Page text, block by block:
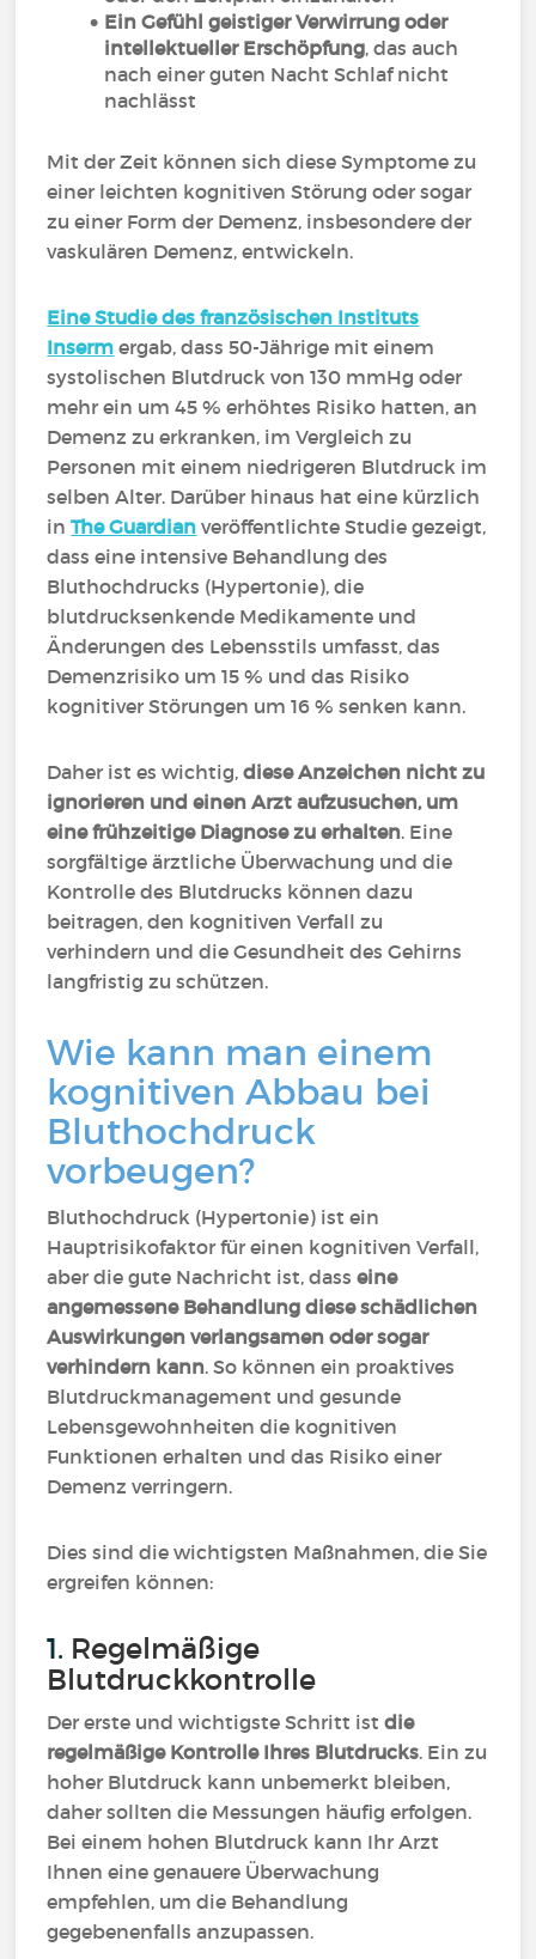
Ein Gefühl geistiger Verwirrung oder
intellektueller Erschöpfung, das auch
nach einer guten Nacht Schlaf nicht
nachlässt
Mit der Zeit können sich diese Symptome zu
einer leichten kognitiven Störung oder sogar
zu einer Form der Demenz, insbesondere der
vaskulären Demenz, entwickeln.
Eine Studie des französischen Instituts
Inserm ergab, dass 50-Jährige mit einem
systolischen Blutdruck von 130 mmHg oder
mehr ein um 45 % erhöhtes Risiko hatten, an
Demenz zu erkranken, im Vergleich zu
Personen mit einem niedrigeren Blutdruck im
selben Alter. Darüber hinaus hat eine kürzlich
inThe Guardian veröffentlichte Studie gezeigt,
dass eine intensive Behandlung des
Bluthochdrucks (Hypertonie), die
blutdrucksenkende Medikamente und
Änderungen des Lebensstils umfasst, das
Demenzrisiko um 15 % und das Risiko
kognitiver Störungen um 16 % senken kann.
Daher ist es wichtig,diese Anzeichen nicht zu
ignorieren und einen Arzt aufzusuchen, um
eine frühzeitige Diagnose zu erhalten. Eine
sorgfältige ärztliche Überwachung und die
Kontrolle des Blutdrucks können dazu
beitragen, den kognitiven Verfall zu
verhindern und die Gesundheit des Gehirns
langfristig zu schützen.
Wie kann man einem
kognitiven Abbau bei
Bluthochdruck
vorbeugen?
Bluthochdruck (Hypertonie) ist ein
Hauptrisikofaktor für einen kognitiven Verfall,
aber die gute Nachricht ist, dasseine
angemessene Behandlung diese schädlichen
Auswirkungen verlangsamen oder sogar
verhindern kann. So können ein proaktives
Blutdruckmanagement und gesunde
Lebensgewohnheiten die kognitiven
Funktionen erhalten und das Risiko einer
Demenz verringern.
Dies sind die wichtigsten Maßnahmen, die Sie
ergreifen können:
1. Regelmäßige
Blutdruckkontrolle
Der erste und wichtigste Schritt istdie
regelmäßige Kontrolle Ihres Blutdrucks. Ein zu
hoher Blutdruck kann unbemerkt bleiben,
daher sollten die Messungen häufig erfolgen.
Bei einem hohen Blutdruck kann Ihr Arzt
Ihnen eine genauere Überwachung
empfehlen, um die Behandlung
gegebenenfalls anzupassen.